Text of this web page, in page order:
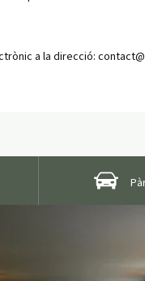
a la direcció: